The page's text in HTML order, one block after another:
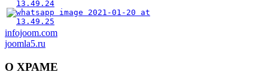
infojoom.com
joomla5.ru
О ХРАМЕ